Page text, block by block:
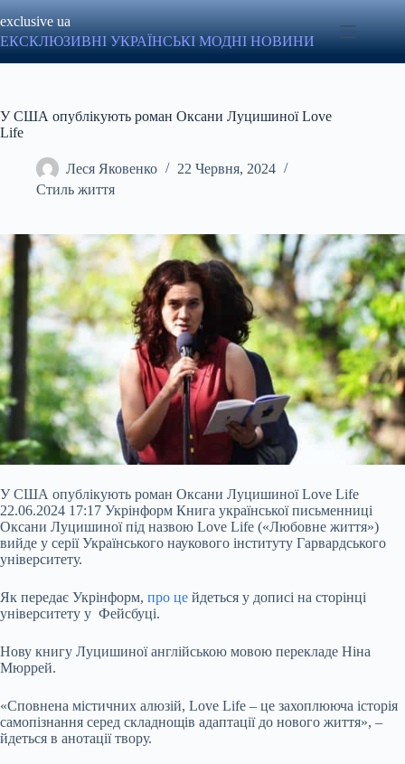
до
вмісту
exclusive ua
ЕКСКЛЮЗИВНІ УКРАЇНСЬКІ МОДНІ НОВИНИ
У США опублікують роман Оксани Луцишиної Love
Life
Леся Яковенко
22 Червня, 2024
Стиль життя
У США опублікують роман Оксани Луцишиної Love Life
22.06.2024 17:17 Укрінформ Книга української письменниці
Оксани Луцишиної під назвою Love Life («Любовне життя»)
вийде у серії Українського наукового інституту Гарвардського
університету.
Як передає Укрінформ, про це йдеться у дописі на сторінці
університету у Фейсбуці.
Нову книгу Луцишиної англійською мовою перекладе Ніна
Мюррей.
«Сповнена містичних алюзій, Love Life – це захоплююча історія
самопізнання серед складнощів адаптації до нового життя», –
йдеться в анотації твору.